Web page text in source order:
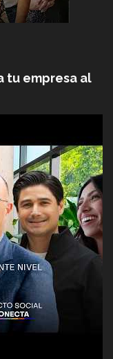
tu empresa al